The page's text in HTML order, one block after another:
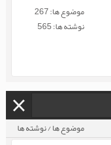
موضوع ها: 267
نوشته ها: 565
موضوع ها / نوشته ها